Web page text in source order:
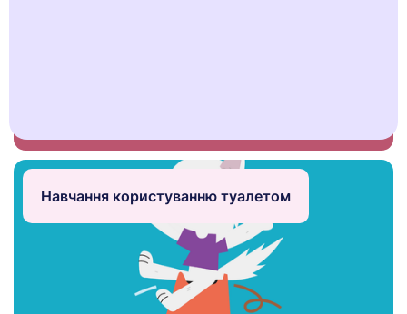
Навчання користуванню туалетом